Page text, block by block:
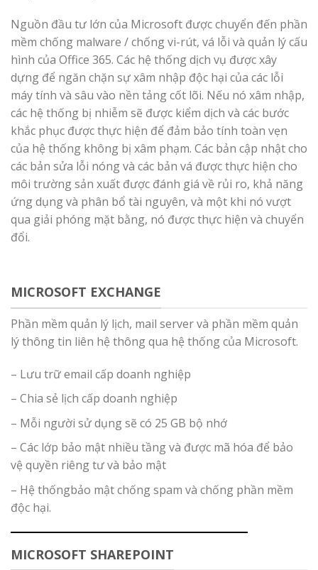
Nguồn đầu tư lớn của Microsoft được chuyển đến phần
mềm chống malware / chống vi-rút, vá lỗi và quản lý cấu
hình của Office 365. Các hệ thống dịch vụ được xây
dựng để ngăn chặn sự xâm nhập độc hại của các lỗi
máy tính và sâu vào nền tảng cốt lõi. Nếu nó xâm nhập,
các hệ thống bị nhiễm sẽ được kiểm dịch và các bước
khắc phục được thực hiện để đảm bảo tính toàn vẹn
của hệ thống không bị xâm phạm. Các bản cập nhật cho
các bản sửa lỗi nóng và các bản vá được thực hiện cho
môi trường sản xuất được đánh giá về rủi ro, khả năng
ứng dụng và phân bổ tài nguyên, và một khi nó vượt
qua giải phóng mặt bằng, nó được thực hiện và chuyển
đổi.
MICROSOFT EXCHANGE
Phần mềm quản lý lịch, mail server và phần mềm quản
lý thông tin liên hệ thông qua hệ thống của Microsoft.
– Lưu trữ email cấp doanh nghiệp
– Chia sẻ lịch cấp doanh nghiệp
– Mỗi người sử dụng sẽ có 25 GB bộ nhớ
– Các lớp bảo mật nhiều tầng và được mã hóa để bảo
vệ quyền riêng tư và bảo mật
– Hệ thốngbảo mật chống spam và chống phần mềm
độc hại.
MICROSOFT SHAREPOINT